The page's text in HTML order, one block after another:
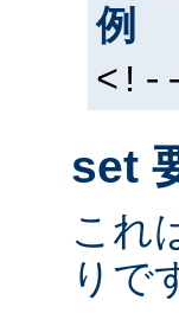
例
set
これ
りで